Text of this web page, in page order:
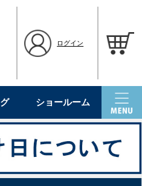
ログイン
ショールーム